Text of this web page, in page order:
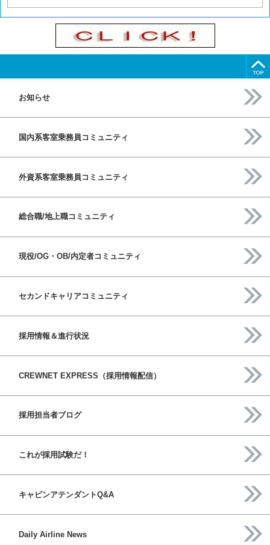
お知らせ
国内系客室乗務員コミュニティ
外資系客室乗務員コミュニティ
総合職/地上職コミュニティ
現役/OG・OB/内定者コミュニティ
セカンドキャリアコミュニティ
採用情報＆進行状況
CREWNET EXPRESS（採用情報配信）
採用担当者ブログ
これが採用試験だ！
キャビンアテンダントQ&A
Daily Airline News